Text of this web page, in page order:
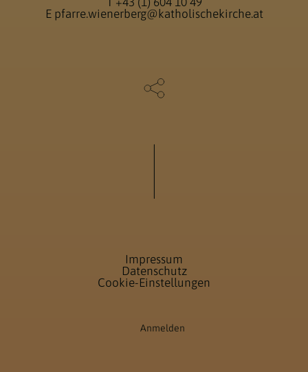
E pfarre.wienerberg@katholischekirche.at
Impressum
Datenschutz
Cookie-Einstellungen
Anmelden